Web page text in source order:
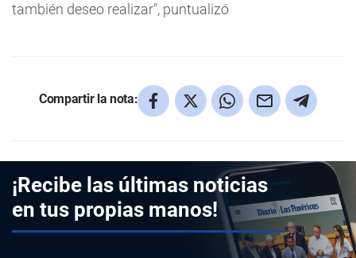
también deseo realizar", puntualizó
Compartir la nota:
¡Recibe las últimas noticias
en tus propias manos!